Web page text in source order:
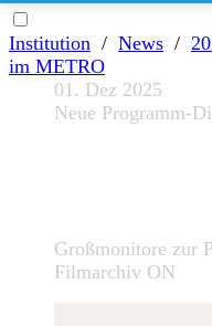
Institution / News /
im METRO
01. Dez 2025
Neue Programm-
Großmonitore zur
Filmarchiv ON